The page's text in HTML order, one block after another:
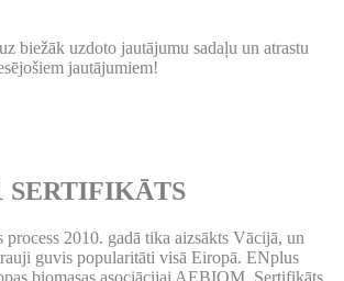
biežāk uzdoto jautājumu sadaļu un atrastu
jautājumiem!
SERTIFIKĀTS
2010. gadā tika aizsākts Vācijā, un
guvis popularitāti visā Eiropā. ENplus
biomasas asociācijai AEBIOM. Sertifikāts